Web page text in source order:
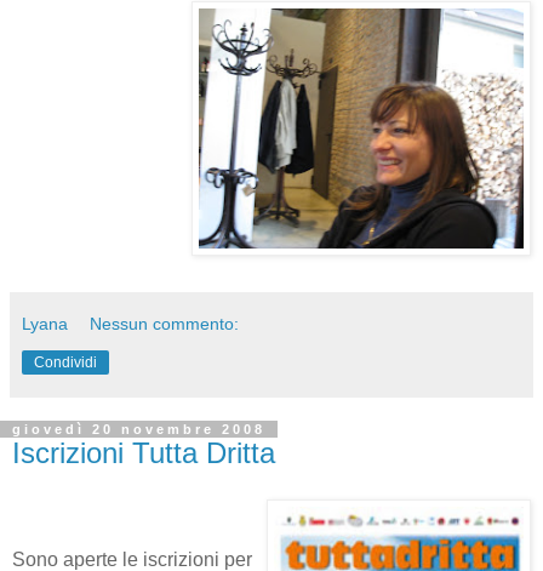
Lyana Nessun commento:
Condividi
giovedì 20 novembre 2008
Iscrizioni Tutta Dritta
Sono aperte le iscrizioni per